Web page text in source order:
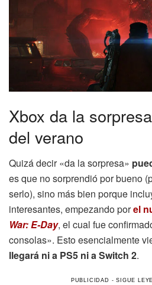
Xbox da la
del verano
Quizá decir «da la sorpresa»
es que no sorprendió por bueno
serlo), sino más bien porque
interesantes, empezando porel
War: E-Day, el cual fue
consolas». Esto esencialmente
llegará ni a PS5 ni a Switch 2.